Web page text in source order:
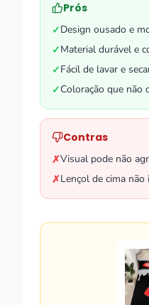
Prós
✓Design ousado e
✓Material durável e
✓Fácil de lavar e
✓Coloração que não
Contras
✗Visual pode não
✗Lençol de cima não